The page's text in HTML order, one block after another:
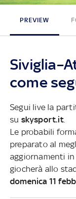
PREVIEW
come
Segui live la
su skysport.it.
Le probabili
preparato al
aggiornamenti
giocherà allo
domenica 11